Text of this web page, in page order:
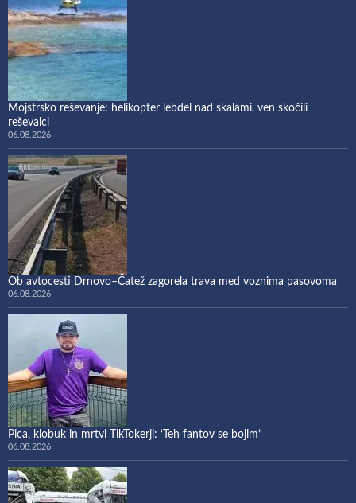
Mojstrsko reševanje: helikopter lebdel nad skalami, ven skočili
reševalci
06.08.2026
Ob avtocesti Drnovo–Čatež zagorela trava med voznima pasovoma
06.08.2026
Pica, klobuk in mrtvi TikTokerji: ‘Teh fantov se bojim’
06.08.2026